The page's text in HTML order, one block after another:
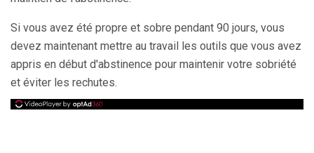
Si vous avez été propre et sobre pendant 90 jours, vous
devez maintenant mettre au travail les outils que vous avez
appris en début d'abstinence pour maintenir votre sobriété
et éviter les rechutes.